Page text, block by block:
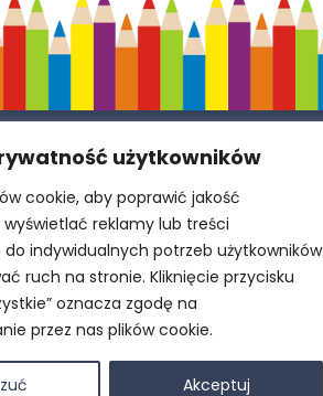
użytkowników
cookie, aby poprawić jakość
wyświetlać reklamy lub treści
indywidualnych potrzeb użytkowników
ruch na stronie. Kliknięcie przycisku
oznacza zgodę na
przez nas plików cookie.
Akceptuj
Przedszkole w Zespole
Przedszkolnym w Polance
14, 32-607 Polanka Wielka
848 88 00